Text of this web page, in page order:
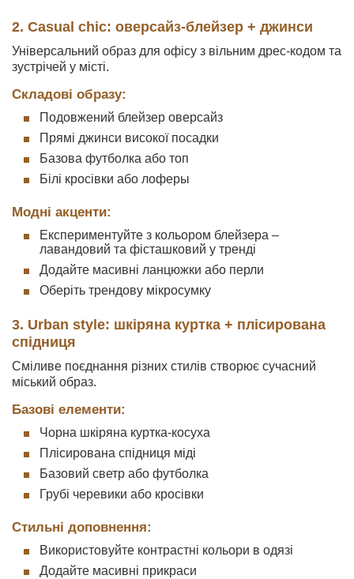
2. Casual chic: оверсайз-блейзер + джинси
Універсальний образ для офісу з вільним дрес-кодом та
зустрічей у місті.
Складові образу:
Подовжений блейзер оверсайз
Прямі джинси високої посадки
Базова футболка або топ
Білі кросівки або лоферы
Модні акценти:
Експериментуйте з кольором блейзера –
лавандовий та фісташковий у тренді
Додайте масивні ланцюжки або перли
Оберіть трендову мікросумку
3. Urban style: шкіряна куртка + плісирована
спідниця
Сміливе поєднання різних стилів створює сучасний
міський образ.
Базові елементи:
Чорна шкіряна куртка-косуха
Плісирована спідниця міді
Базовий светр або футболка
Грубі черевики або кросівки
Стильні доповнення:
Використовуйте контрастні кольори в одязі
Додайте масивні прикраси